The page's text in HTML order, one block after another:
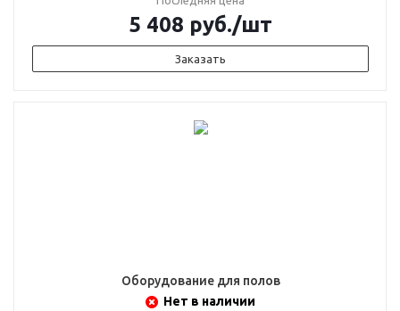
5 408 руб./шт
Заказать
Оборудование для полов
Нет в наличии